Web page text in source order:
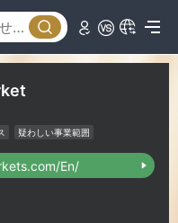
疑わしい事業範囲
En/
1
2
3